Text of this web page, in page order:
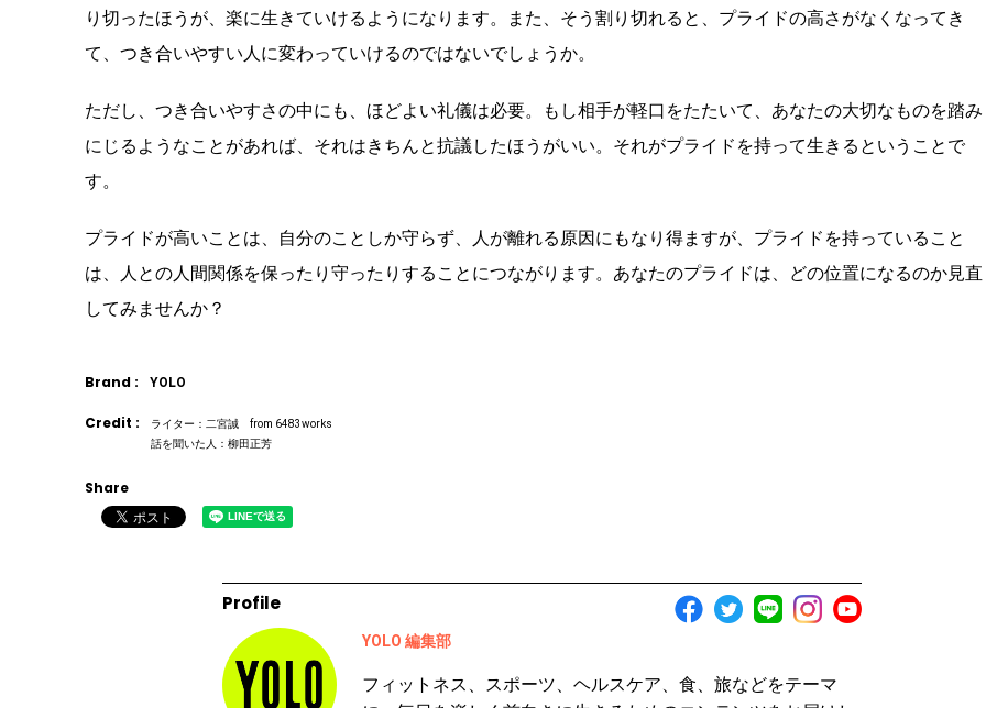
り切ったほうが、楽に生きていけるようになります。また、そう割り切れると、プライドの高さがなくなってき
て、つき合いやすい人に変わっていけるのではないでしょうか。
ただし、つき合いやすさの中にも、ほどよい礼儀は必要。もし相手が軽口をたたいて、あなたの大切なものを踏み
にじるようなことがあれば、それはきちんと抗議したほうがいい。それがプライドを持って生きるということで
す。
プライドが高いことは、自分のことしか守らず、人が離れる原因にもなり得ますが、プライドを持っていること
は、人との人間関係を保ったり守ったりすることにつながります。あなたのプライドは、どの位置になるのか見直
してみませんか？
Brand : YOLO
Credit :
ライター：二宮誠 from 6483works
話を聞いた人：柳田正芳
Share
Profile
YOLO 編集部
フィットネス、スポーツ、ヘルスケア、食、旅などをテーマ